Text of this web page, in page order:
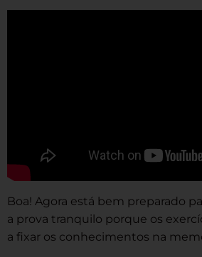
Boa! Agora está bem preparado
a prova tranquilo porque os
a fixar os conhecimentos na